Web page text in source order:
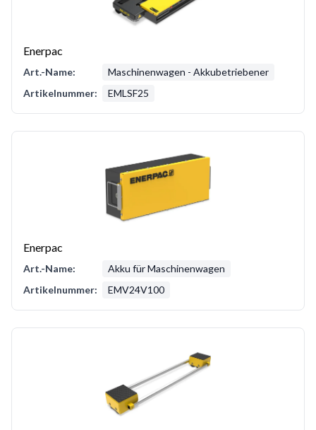
Enerpac
Art.-Name:
Maschinenwagen - Akkubetriebener
Artikelnummer:
EMLSF25
Enerpac
Art.-Name:
Akku für Maschinenwagen
Artikelnummer:
EMV24V100